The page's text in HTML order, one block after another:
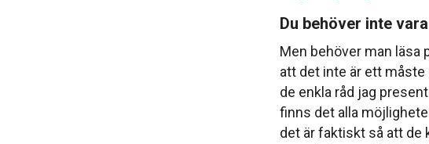
Du behöver inte
Men behöver man läsa
att det inte är ett
de enkla råd jag
finns det alla
det är faktiskt så att de